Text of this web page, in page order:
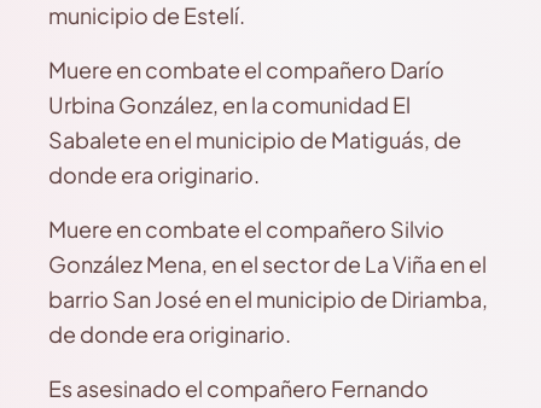
municipio de Estelí.
Muere en combate el compañero Darío
Urbina González, en la comunidad El
Sabalete en el municipio de Matiguás, de
donde era originario.
Muere en combate el compañero Silvio
González Mena, en el sector de La Viña en el
barrio San José en el municipio de Diriamba,
de donde era originario.
Es asesinado el compañero Fernando